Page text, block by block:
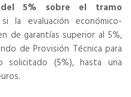
5% sobre el tramo
la evaluación económico-
de garantías superior al 5%,
de Provisión Técnica para
solicitado (5%), hasta una